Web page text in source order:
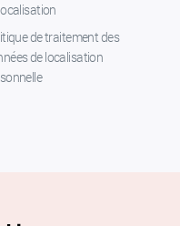
de traitement des
de localisation